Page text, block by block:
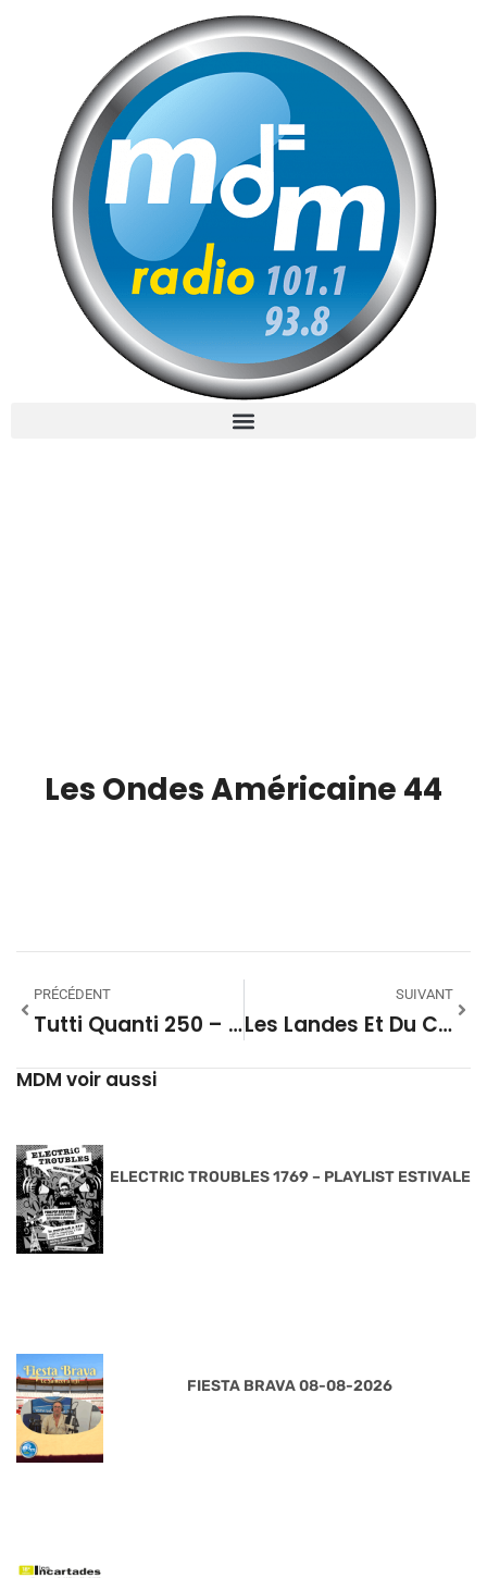
Les Ondes Américaine 44
PRÉCÉDENT
Tutti Quanti 250 – JORDI SAVALL
SUIVANT
Les Landes Et Du Ciel Saison 02 02 – Voyage Dans Le Système Solaire – Partie 01
MDM voir aussi
ELECTRIC TROUBLES 1769 – PLAYLIST ESTIVALE
FIESTA BRAVA 08-08-2026